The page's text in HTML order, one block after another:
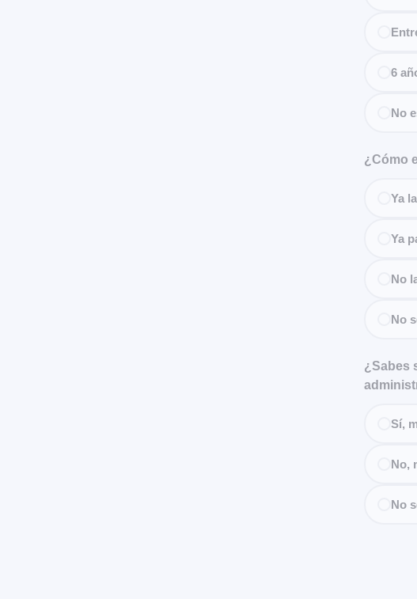
6
No
¿Cómo
Ya
Ya
No
No
¿Sabes
Sí,
No,
No